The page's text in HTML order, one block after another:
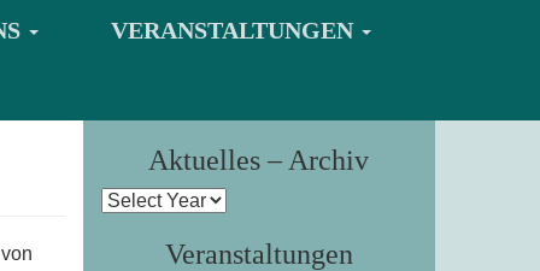
VERANSTALTUNGEN
Aktuelles – Archiv
Veranstaltungen